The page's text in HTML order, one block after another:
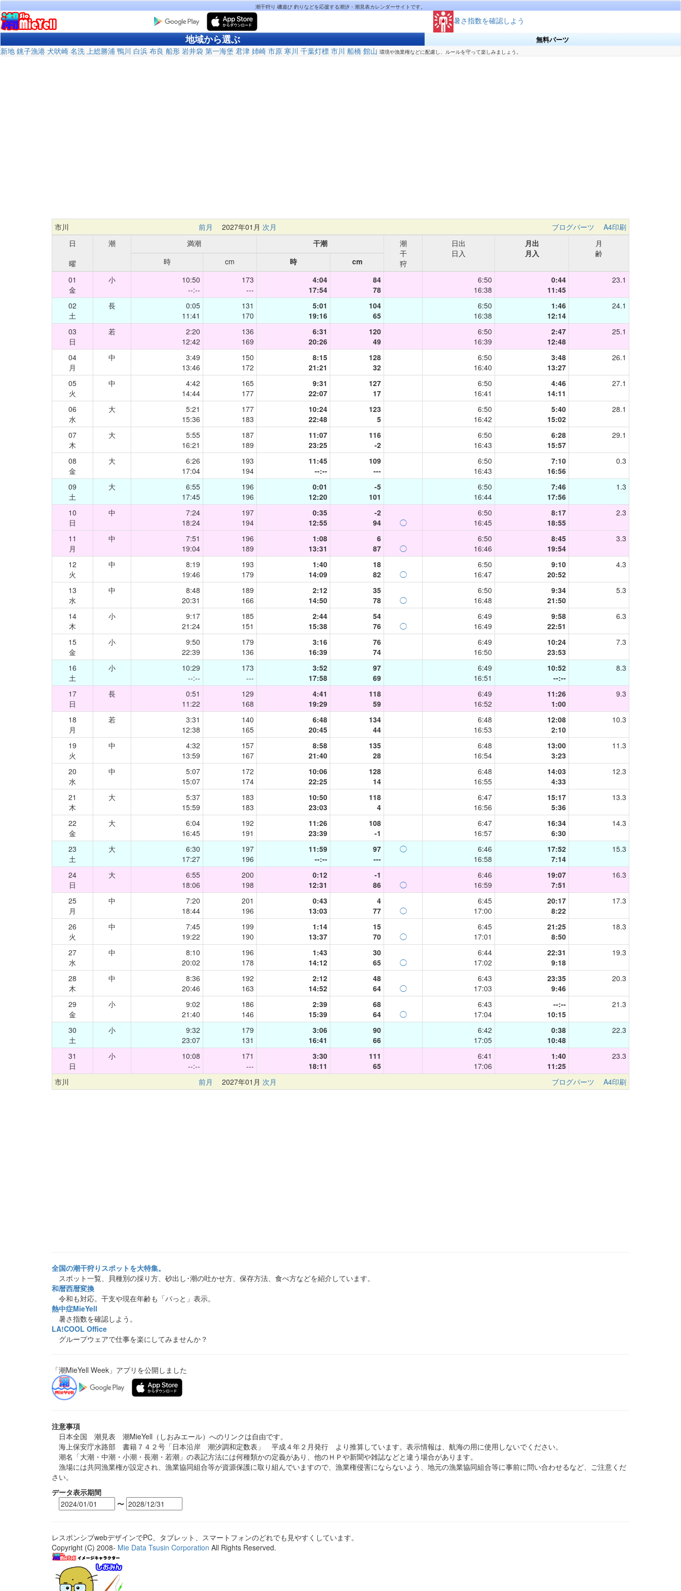
潮干狩り 磯遊び 釣りなどを応援する潮汐・潮見表カレンダーサイトです。
暑さ指数を確認しよう
地域から選ぶ 無料パーツ
新地 銚子漁港 犬吠崎 名洗 上総勝浦 鴨川 白浜 布良 船形 岩井袋 第一海堡 君津 姉崎 市原 寒川 千葉灯標 市川 船橋 館山 環境や漁業権などに配慮し、ルールを守って楽しみましょう。
市川 前月 2027年01月 次月 ブログパーツ
A4印刷
日
曜
潮 満潮 干潮
潮
干
狩
日出
日入
月出
月入
月
齢
時
cm 時
cm
01
金
小
10:50
--:--
173
---
4:04
17:54
84
78
6:50
16:38
0:44
11:45
23.1
02
土
長
0:05
11:41
131
170
5:01
19:16
104
65
6:50
16:38
1:46
12:14
24.1
03
日
若
2:20
12:42
136
169
6:31
20:26
120
49
6:50
16:39
2:47
12:48
25.1
04
月
中
3:49
13:46
150
172
8:15
21:21
128
32
6:50
16:40
3:48
13:27
26.1
05
火
中
4:42
14:44
165
177
9:31
22:07
127
17
6:50
16:41
4:46
14:11
27.1
06
水
大
5:21
15:36
177
183
10:24
22:48
123
5
6:50
16:42
5:40
15:02
28.1
07
木
大
5:55
16:21
187
189
11:07
23:25
116
-2
6:50
16:43
6:28
15:57
29.1
08
金
大
6:26
17:04
193
194
11:45
--:--
109
---
6:50
16:43
7:10
16:56
0.3
09
土
大
6:55
17:45
196
196
0:01
12:20
-5
101
6:50
16:44
7:46
17:56
1.3
10
日
中
7:24
18:24
197
194
0:35
12:55
-2
94
◯
6:50
16:45
8:17
18:55
2.3
11
月
中
7:51
19:04
196
189
1:08
13:31
6
87
◯
6:50
16:46
8:45
19:54
3.3
12
火
中
8:19
19:46
193
179
1:40
14:09
18
82
◯
6:50
16:47
9:10
20:52
4.3
13
水
中
8:48
20:31
189
166
2:12
14:50
35
78
◯
6:50
16:48
9:34
21:50
5.3
14
木
小
9:17
21:24
185
151
2:44
15:38
54
76
◯
6:49
16:49
9:58
22:51
6.3
15
金
小
9:50
22:39
179
136
3:16
16:39
76
74
6:49
16:50
10:24
23:53
7.3
16
土
小
10:29
--:--
173
---
3:52
17:58
97
69
6:49
16:51
10:52
--:--
8.3
17
日
長
0:51
11:22
129
168
4:41
19:29
118
59
6:49
16:52
11:26
1:00
9.3
18
月
若
3:31
12:38
140
165
6:48
20:45
134
44
6:48
16:53
12:08
2:10
10.3
19
火
中
4:32
13:59
157
167
8:58
21:40
135
28
6:48
16:54
13:00
3:23
11.3
20
水
中
5:07
15:07
172
174
10:06
22:25
128
14
6:48
16:55
14:03
4:33
12.3
21
木
大
5:37
15:59
183
183
10:50
23:03
118
4
6:47
16:56
15:17
5:36
13.3
22
金
大
6:04
16:45
192
191
11:26
23:39
108
-1
6:47
16:57
16:34
6:30
14.3
23
土
大
6:30
17:27
197
196
11:59
--:--
97
---
◯
6:46
16:58
17:52
7:14
15.3
24
日
大
6:55
18:06
200
198
0:12
12:31
-1
86
◯
6:46
16:59
19:07
7:51
16.3
25
月
中
7:20
18:44
201
196
0:43
13:03
4
77
◯
6:45
17:00
20:17
8:22
17.3
26
火
中
7:45
19:22
199
190
1:14
13:37
15
70
◯
6:45
17:01
21:25
8:50
18.3
27
水
中
8:10
20:02
196
178
1:43
14:12
30
65
◯
6:44
17:02
22:31
9:18
19.3
28
木
中
8:36
20:46
192
163
2:12
14:52
48
64
◯
6:43
17:03
23:35
9:46
20.3
29
金
小
9:02
21:40
186
146
2:39
15:39
68
64
◯
6:43
17:04
--:--
10:15
21.3
30
土
小
9:32
23:07
179
131
3:06
16:41
90
66
6:42
17:05
0:38
10:48
22.3
31
日
小
10:08
--:--
171
---
3:30
18:11
111
65
6:41
17:06
1:40
11:25
23.3
市川 前月 2027年01月 次月 ブログパーツ A4印刷
全国の潮干狩りスポットを大特集。
スポット一覧、貝種別の採り方、砂出し･潮の吐かせ方、保存方法、食べ方などを紹介しています。
和暦西暦変換
令和も対応。干支や現在年齢も「パっと」表示。
熱中症MieYell
暑さ指数を確認しよう。
LA!COOL Office
グループウェアで仕事を楽にしてみませんか？
「潮MieYell Week」アプリを公開しました
注意事項
日本全国 潮見表 潮MieYell（しおみエール）へのリンクは自由です。
海上保安庁水路部 書籍７４２号「日本沿岸 潮汐調和定数表」 平成４年２月発行 より推算しています。表示情報は、航海の用に使用しないでください。
潮名「大潮・中潮・小潮・長潮・若潮」の表記方法には何種類かの定義があり、他のＨＰや新聞や雑誌などと違う場合があります。
漁場には共同漁業権が設定され、漁業協同組合等が資源保護に取り組んでいますので、漁業権侵害にならないよう、地元の漁業協同組合等に事前に問い合わせるなど、ご注意くだ
さい。
データ表示期間
〜
レスポンシブwebデザインでPC、タブレット、スマートフォンのどれでも見やすくしています。
Copyright (C) 2008- Mie Data Tsusin Corporation All Rights Reserved.